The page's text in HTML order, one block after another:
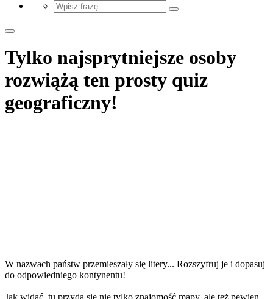
Tylko najsprytniejsze osoby
rozwiążą ten prosty quiz
geograficzny!
W nazwach państw przemieszały się litery... Rozszyfruj je i dopasuj
do odpowiedniego kontynentu!
Jak widać, tu przyda się nie tylko znajomość mapy, ale też pewien